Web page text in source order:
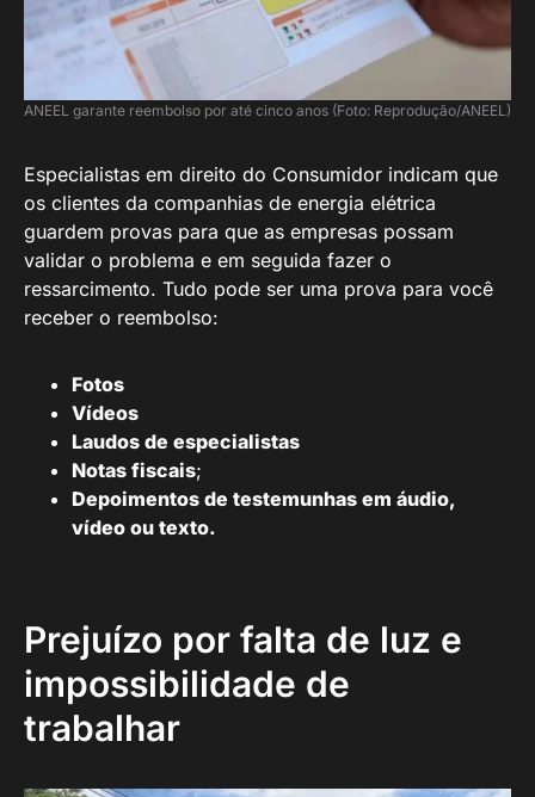
ANEEL garante reembolso por até cinco anos (Foto: Reprodução/ANEEL)
Especialistas em direito do Consumidor indicam que
os clientes da companhias de energia elétrica
guardem provas para que as empresas possam
validar o problema e em seguida fazer o
ressarcimento. Tudo pode ser uma prova para você
receber o reembolso:
Fotos
Vídeos
Laudos de especialistas
Notas fiscais;
Depoimentos de testemunhas em áudio,
vídeo ou texto.
Prejuízo por falta de luz e
impossibilidade de
trabalhar